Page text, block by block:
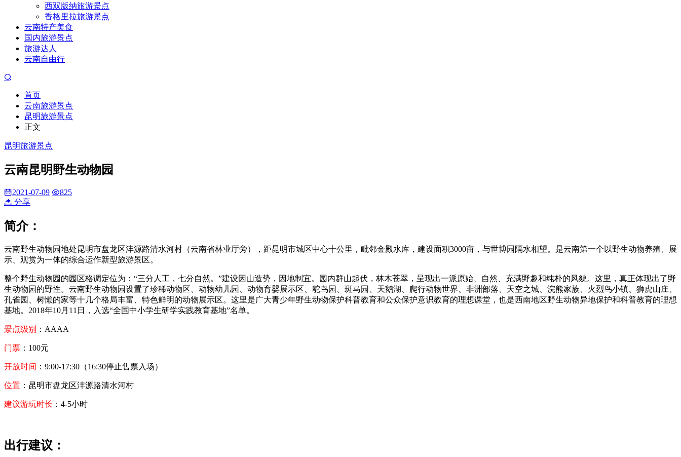
西双版纳旅游景点
香格里拉旅游景点
云南特产美食
国内旅游景点
旅游达人
云南自由行
首页
云南旅游景点
昆明旅游景点
正文
昆明旅游景点
云南昆明野生动物园
2021-07-09
825
分享
简介：
云南野生动物园地处昆明市盘龙区沣源路清水河村（云南省林业厅旁），距昆明市城区中心十公里，毗邻金殿水库，建设面积3000亩，与世博园隔水相望。是云南第一个以野生动物养殖、展
示、观赏为一体的综合运作新型旅游景区。
整个野生动物园的园区格调定位为：“三分人工，七分自然。”建设因山造势，因地制宜。园内群山起伏，林木苍翠，呈现出一派原始、自然、充满野趣和纯朴的风貌。这里，真正体现出了野
生动物园的野性。云南野生动物园设置了珍稀动物区、动物幼儿园、动物育婴展示区、鸵鸟园、斑马园、天鹅湖、爬行动物世界、非洲部落、天空之城、浣熊家族、火烈鸟小镇、狮虎山庄、
孔雀园、树懒的家等十几个格局丰富、特色鲜明的动物展示区。这里是广大青少年野生动物保护科普教育和公众保护意识教育的理想课堂，也是西南地区野生动物异地保护和科普教育的理想
基地。2018年10月11日，入选“全国中小学生研学实践教育基地”名单。
景点级别 ：AAAA
门票 ：100元
开放时间 ：9:00-17:30（16:30停止售票入场）
位置 ：昆明市盘龙区沣源路清水河村
建议游玩时长 ：4-5小时
出行建议：